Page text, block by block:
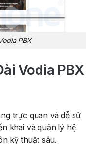
PBX
Vodia PBX
trực quan và dễ sử
khai và quản lý hệ
kỹ thuật sâu.